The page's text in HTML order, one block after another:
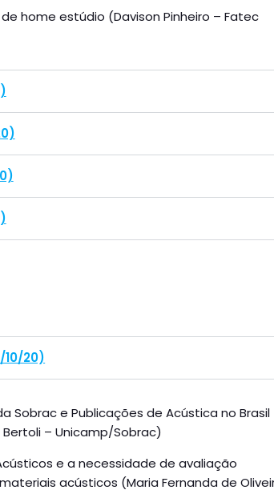
home estúdio (Davison Pinheiro – Fatec
20)
Sobrac e Publicações de Acústica no Brasil
– Unicamp/Sobrac)
e a necessidade de avaliação
acústicos (Maria Fernanda de